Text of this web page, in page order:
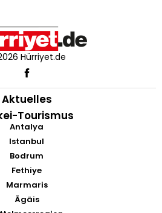
Hürriyet.de
Aktuelles
Tourismus
Antalya
Istanbul
Bodrum
Fethiye
Marmaris
Ägäis